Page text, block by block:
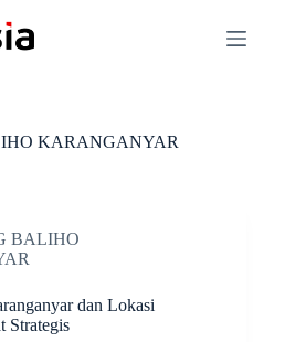
KARANGANYAR
BALIHO
dan Lokasi
Strategis